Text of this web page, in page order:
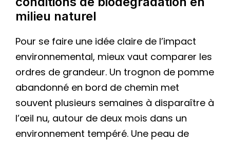
milieu naturel
Pour se faire une idée claire de l’impact
environnemental, mieux vaut comparer les
ordres de grandeur. Un trognon de pomme
abandonné en bord de chemin met
souvent plusieurs semaines à disparaître à
l’œil nu, autour de deux mois dans un
environnement tempéré. Une peau de